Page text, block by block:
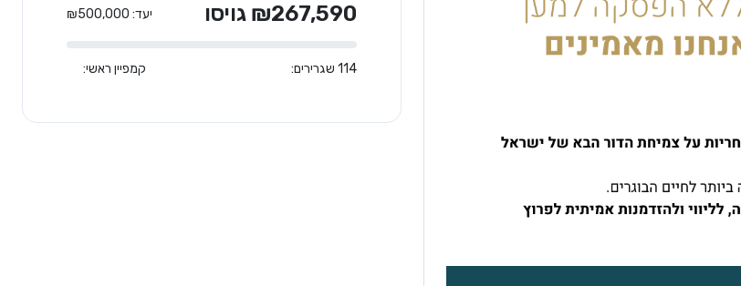
₪267,590 גויסו יעד: ₪500,000
114 שגרירים: קמפיין ראשי: